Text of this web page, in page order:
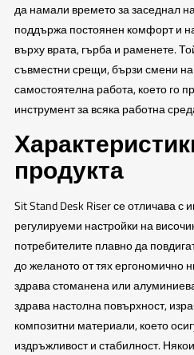
да намали времето за заседнал
поддържа постоянен комфорт и
върху врата, гърба и раменете.
съвместни срещи, бързи смени
самостоятелна работа, което го
инструмент за всяка работна
продукта
Sit Stand Desk Riser се отличава с
регулируеми настройки на
потребителите плавно да
до желаното от тях ергономично
здрава стоманена или
здрава настолна повърхност,
композитни материали, което
издръжливост и стабилност.